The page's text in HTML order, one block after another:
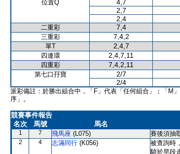
位置Q 4,7
2,7
2,4
二重彩 7,4
三重彩 7,4,2
單T 2,4,7
四連環 2,4,7,11
四重彩 7,4,2,11
第七口孖寶 2/7
2/4
派彩備註：於勝出組合中，「F」代表「任何組合」；「M
序」。
競賽事件報告
名次
馬號 馬名
1 7 飛馬座 (L075) 賽後須抽
2 4 志滿同行 (K056)
被查詢時
騎於早段